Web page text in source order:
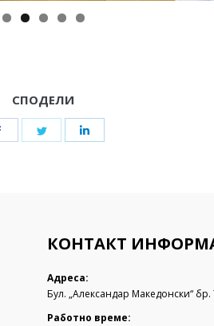
СПОДЕЛИ
Share
Share
КОНТАКТ
Адреса:
Бул. „Александар Македонски“
Работно време: